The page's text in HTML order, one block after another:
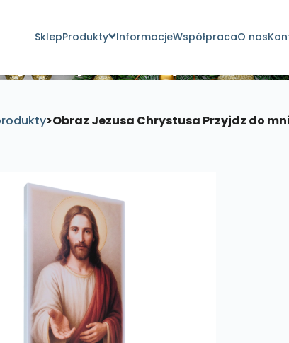
SklepProdukty InformacjeWspółpracaO nas
>Obraz Jezusa Chrystusa Przyjdz do